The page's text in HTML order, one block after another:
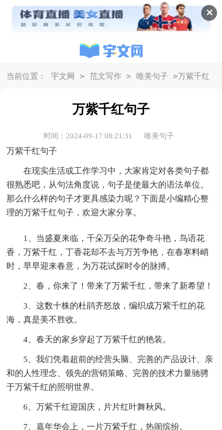
✕
当前位置： 宇文网 > 范文写作 > 唯美句子 >万紫千红
万紫千红句子
时间：2024-09-17 08:21:31 唯美句子
万紫千红句子
在现实生活或工作学习中，大家肯定对各类句子都
很熟悉吧，从句法角度说，句子是使最大的语法单位。
那么什么样的句子才更具感染力呢？下面是小编精心整
理的万紫千红句子，欢迎大家分享。
1、当盛夏来临，千朵万朵的花争奇斗艳，鸟语花
香，万紫千红，丁香花却不去与万芳争艳，在春寒料峭
时，早早迎来春意，为万花试探时令的脉搏。
2、春，你来了！带来了万紫千红，带来了新希望！
3、这数十株的杜鹃齐怒放，编织成万紫千红的花
海，真是美不胜收。
4、春天的家乡穿起了万紫千红的艳装。
5、我们凭着超前的经营头脑、完善的产品设计、亲
和的人性理念、领先的营销策略、完善的技术力量驰骋
于万紫千红的照明世界。
6、万紫千红迎国庆，片片红叶舞秋风。
7、嘉年华会上，一片万紫千红，热闹缤纷。